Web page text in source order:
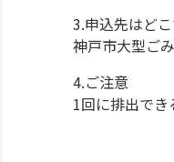
3.申込先はど
神戸市大型ご
4.ご注意
1回に排出でき